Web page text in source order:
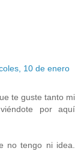
10 de enero
te guste tanto mi
por aquí
no tengo ni idea.